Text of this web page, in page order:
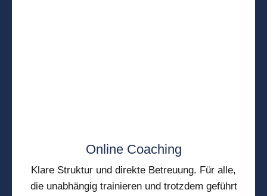
Online Coaching
Klare Struktur und direkte Betreuung. Für alle,
die unabhängig trainieren und trotzdem geführt